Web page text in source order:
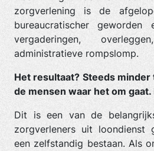
zorgverlening is de
bureaucratischer
vergaderingen,
administratieve rompslomp.
Het resultaat? Steeds
de mensen waar het om
Dit is een van de
zorgverleners uit loondienst
een zelfstandig bestaan. Als